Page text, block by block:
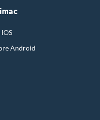
Android